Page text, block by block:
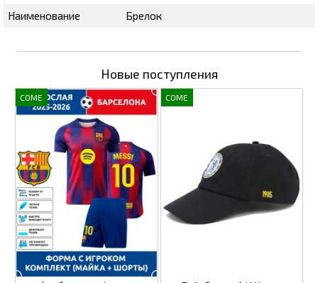
Наименование
Брелок
Новые поступления
COME COME